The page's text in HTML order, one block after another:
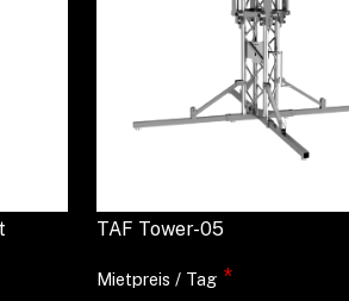
TAF Tower-05
Mietpreis / Tag *